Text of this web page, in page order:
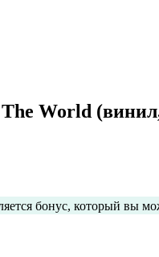
World
бонус, который вы